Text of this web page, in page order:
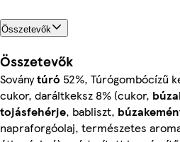
Összetevők
Összetevők
Soványtúró 52%, Túrógombócízű
cukor, daráltkeksz 8% (cukor,
tojásfehérje, babliszt,
napraforgóolaj, természetes